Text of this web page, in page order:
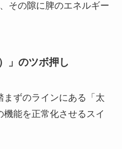
その隙に脾のエネルギー
」のツボ押し
まずのラインにある「太
能を正常化させるスイ